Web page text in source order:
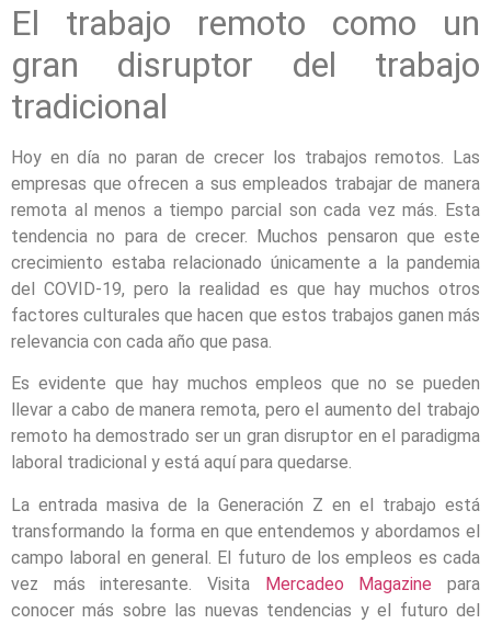
El trabajo remoto como un
gran disruptor del trabajo
tradicional
Hoy en día no paran de crecer los trabajos remotos. Las
empresas que ofrecen a sus empleados trabajar de manera
remota al menos a tiempo parcial son cada vez más. Esta
tendencia no para de crecer. Muchos pensaron que este
crecimiento estaba relacionado únicamente a la pandemia
del COVID-19, pero la realidad es que hay muchos otros
factores culturales que hacen que estos trabajos ganen más
relevancia con cada año que pasa.
Es evidente que hay muchos empleos que no se pueden
llevar a cabo de manera remota, pero el aumento del trabajo
remoto ha demostrado ser un gran disruptor en el paradigma
laboral tradicional y está aquí para quedarse.
La entrada masiva de la Generación Z en el trabajo está
transformando la forma en que entendemos y abordamos el
campo laboral en general. El futuro de los empleos es cada
vez más interesante. Visita Mercadeo Magazine para
conocer más sobre las nuevas tendencias y el futuro del